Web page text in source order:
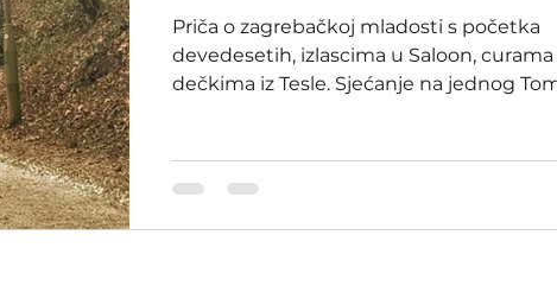
Priča o zagrebačkoj mladosti s početka
devedesetih, izlascima u Saloon, curama
dečkima iz Tesle. Sjećanje na jednog